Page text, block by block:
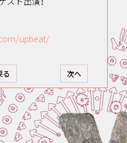
upbeat/
る 次へ